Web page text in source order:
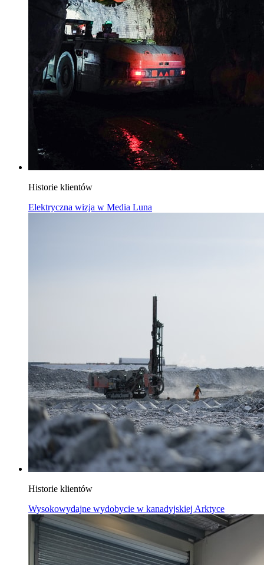
Historie klientów
Elektryczna wizja w Media Luna
Historie klientów
Wysokowydajne wydobycie w kanadyjskiej Arktyce